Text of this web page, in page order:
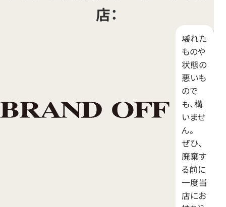
店：
壊れた
ものや
状態の
悪いも
ので
も、構
いませ
ん。
ぜひ、
廃棄す
る前に
一度当
店にお